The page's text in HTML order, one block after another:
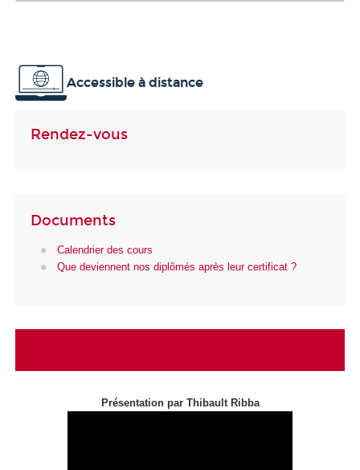
Accessible à distance
Rendez-vous
Documents
Calendrier des cours
Que deviennent nos diplômés après leur certificat ?
Présentation par Thibault Ribba